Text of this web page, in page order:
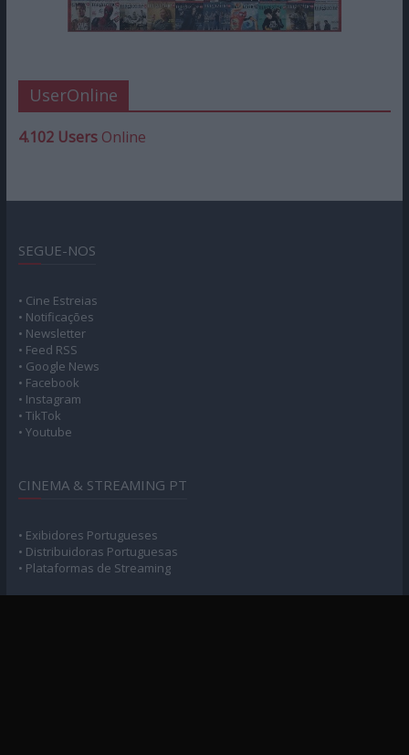
UserOnline
4.102 UsersOnline
SEGUE-NOS
• Cine Estreias
• Notificações
• Newsletter
• Feed RSS
• Google News
• Facebook
• Instagram
• TikTok
• Youtube
CINEMA & STREAMING PT
• Exibidores Portugueses
• Distribuidoras Portuguesas
• Plataformas de Streaming